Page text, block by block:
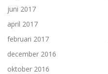
juni 2017
april 2017
februari 2017
december 2016
oktober 2016